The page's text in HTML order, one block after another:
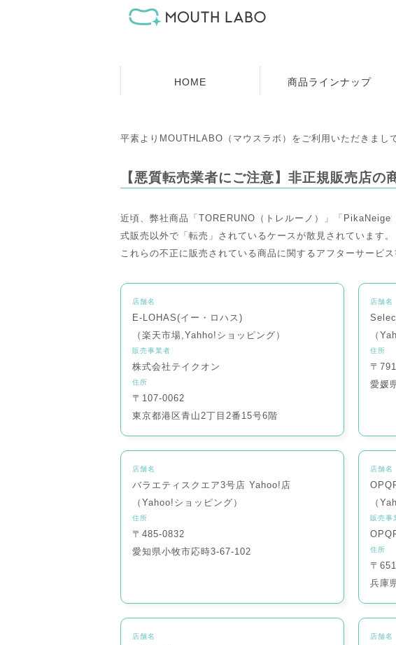
HOME 商品ラインナップ
平素よりMOUTHLABO（マウスラボ）をご利用いただきまし
【悪質転売業者にご注意】非正規販売店の
近頃、弊社商品「TORERUNO（トレルーノ）」「
式販売以外で「転売」されているケースが散見されています
これらの不正に販売されている商品に関するアフターサービ
店舗名
E-LOHAS(イー・ロハス)
（楽天市場,Yahho!ショッピング）
販売事業者
株式会社テイクオン
住所
〒107-0062
東京都港区青山2丁目2番15号6階
店舗名
（
住所
〒
愛媛
店舗名
バラエティスクエア3号店 Yahoo!店
（Yahoo!ショッピング）
住所
〒485-0832
愛知県小牧市応時3-67-102
店舗名
（
販売事
住所
〒
兵庫
店舗名 店舗名